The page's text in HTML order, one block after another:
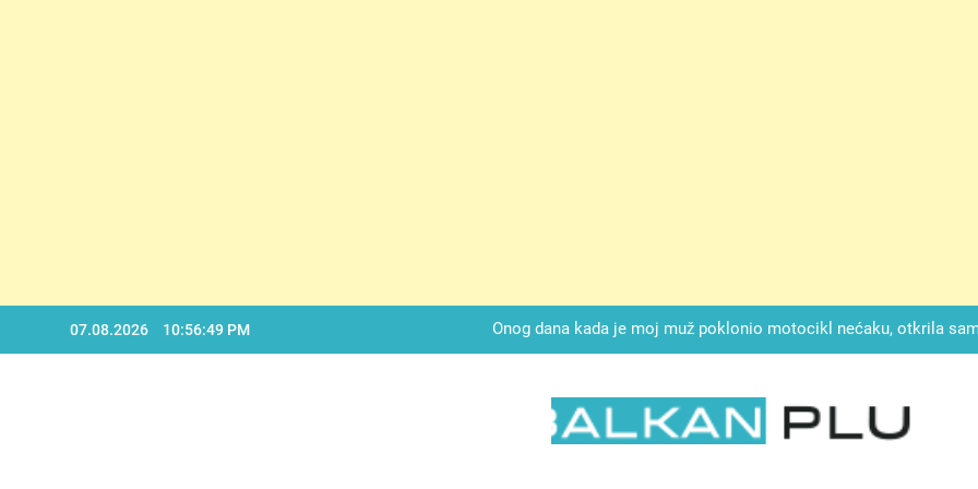
07.08.2026 10:56:50 PM
Onog dana kada je moj muž poklonio motocikl nećaku, otkrila
SAM ČAŠU: BIO JE SIN ŽENE ZA KOJU SU
Dok mi je svekrva čupala infuziju i šaptala da umrem kako bi se
nije znala da je ispod zavoja ostao gumb koji je snimao svaku